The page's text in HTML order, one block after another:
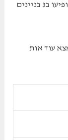
שורשים מרובעים הם בעלי 4 אותיות שורש, ויופיעו ב3 בניינים
עוד אות